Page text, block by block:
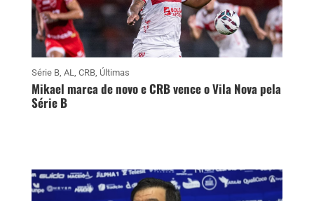
Série B, AL, CRB, Últimas
Mikael marca de novo e CRB vence o Vila Nova pela
Série B